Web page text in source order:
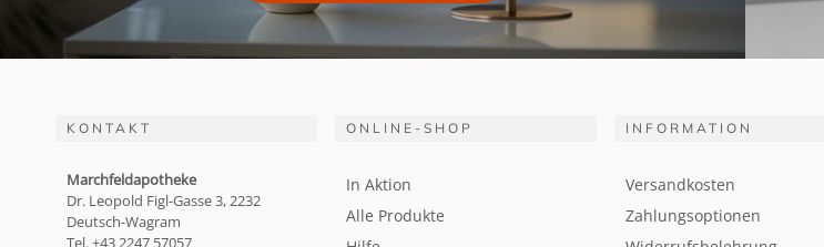
KONTAKT
Marchfeldapotheke
Dr. Leopold Figl-Gasse 3, 2232
Deutsch-Wagram
Tel. +43 2247 57057
ONLINE-SHOP
In Aktion
Alle Produkte
INFORMATION
Versandkosten
Zahlungsoptionen